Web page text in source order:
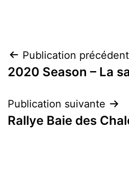
Navigation
de
l’article
Publication
2020 Season – La
Publication suivante
Rallye Baie des